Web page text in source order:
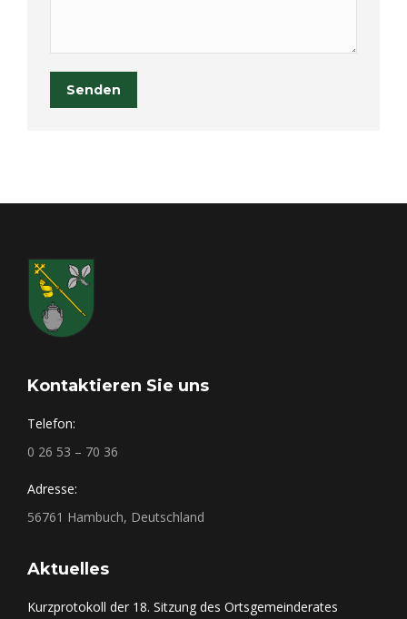
Senden
Kontaktieren Sie uns
Telefon:
0 26 53 – 70 36
Adresse:
56761 Hambuch, Deutschland
Aktuelles
Kurzprotokoll der 18. Sitzung des Ortsgemeinderates